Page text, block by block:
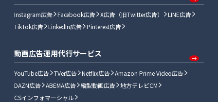
Instagram広告 Facebook広告 X広告（旧Twitter広告）
LINE広告
TikTok広告
LinkedIn広告 Pinterest広告
動画広告運用代行サービス
YouTube広告 TVer広告 Netflix広告
Amazon Prime Video広告
DAZN広告
ABEMA広告 縦型動画広告
地方テレビCM
CSインフォマーシャル